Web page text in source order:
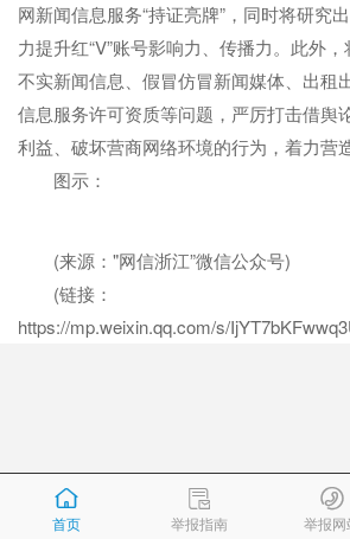
首页 举报指南 举报网
网新闻信息服务“持证亮牌”，同时将研究
力提升红“V”账号影响力、传播力。此外
不实新闻信息、假冒仿冒新闻媒体、出租
信息服务许可资质等问题，严厉打击借舆
利益、破坏营商网络环境的行为，着力营
图示：
(来源："网信浙江”微信公众号)
(链接：
https://mp.weixin.qq.com/s/